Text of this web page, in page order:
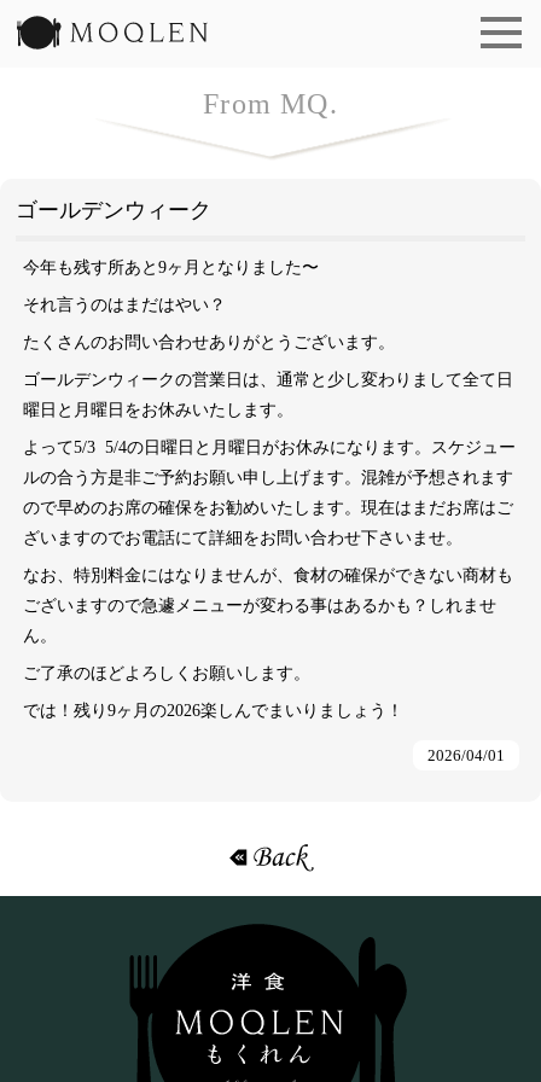
From MQ.
ゴールデンウィーク
今年も残す所あと9ヶ月となりました〜
それ言うのはまだはやい？
たくさんのお問い合わせありがとうございます。
ゴールデンウィークの営業日は、通常と少し変わりまして全て日
曜日と月曜日をお休みいたします。
よって5/3 5/4の日曜日と月曜日がお休みになります。スケジュー
ルの合う方是非ご予約お願い申し上げます。混雑が予想されます
ので早めのお席の確保をお勧めいたします。現在はまだお席はご
ざいますのでお電話にて詳細をお問い合わせ下さいませ。
なお、特別料金にはなりませんが、食材の確保ができない商材も
ございますので急遽メニューが変わる事はあるかも？しれませ
ん。
ご了承のほどよろしくお願いします。
では！残り9ヶ月の2026楽しんでまいりましょう！
2026/04/01